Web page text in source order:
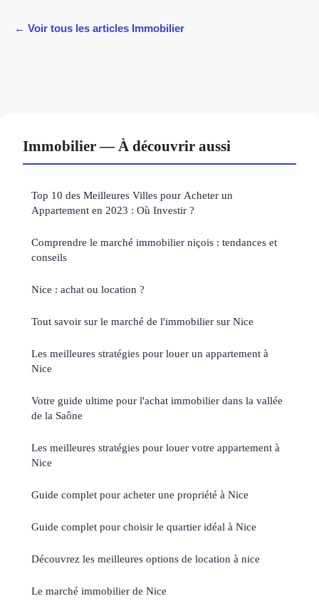
← Voir tous les articles Immobilier
Immobilier — À découvrir aussi
Top 10 des Meilleures Villes pour Acheter un
Appartement en 2023 : Où Investir ?
Comprendre le marché immobilier niçois : tendances et
conseils
Nice : achat ou location ?
Tout savoir sur le marché de l'immobilier sur Nice
Les meilleures stratégies pour louer un appartement à
Nice
Votre guide ultime pour l'achat immobilier dans la vallée
de la Saône
Les meilleures stratégies pour louer votre appartement à
Nice
Guide complet pour acheter une propriété à Nice
Guide complet pour choisir le quartier idéal à Nice
Découvrez les meilleures options de location à nice
Le marché immobilier de Nice